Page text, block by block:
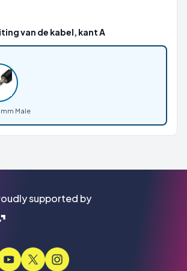
van de kabel, kant A
Male
supported by